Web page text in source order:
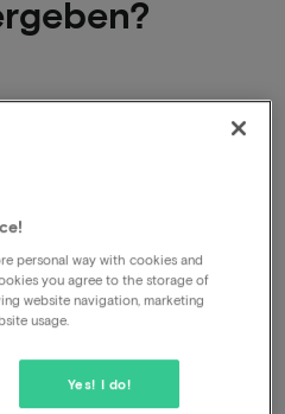
later nutzen?
bezahlen, um mein(e)
nutzen Sie bitte das
Buchungsvorgangs.
weitergeleitet, ggf. können
personal way with cookies and
you agree to the storage of
website navigation, marketing
usage.
Yes! I do!